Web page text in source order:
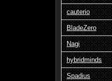
cauterio
BladeZero
Nagi
hybridminds
Spadius